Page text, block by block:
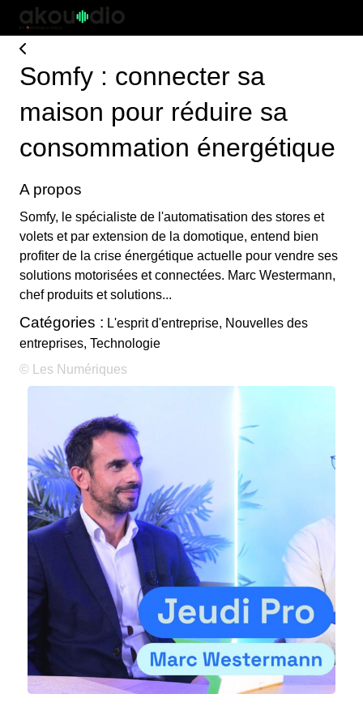
Somfy : connecter sa
maison pour réduire sa
consommation énergétique
A propos
Somfy, le spécialiste de l'automatisation des stores et
volets et par extension de la domotique, entend bien
profiter de la crise énergétique actuelle pour vendre ses
solutions motorisées et connectées. Marc Westermann,
chef produits et solutions...
Catégories : L'esprit d'entreprise, Nouvelles des
entreprises, Technologie
© Les Numériques